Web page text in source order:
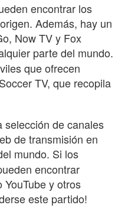
encontrar los
Además, hay un
Now TV y Fox
parte del mundo.
que ofrecen
TV, que recopila
selección de canales
de transmisión en
mundo. Si los
encontrar
y otros
este partido!